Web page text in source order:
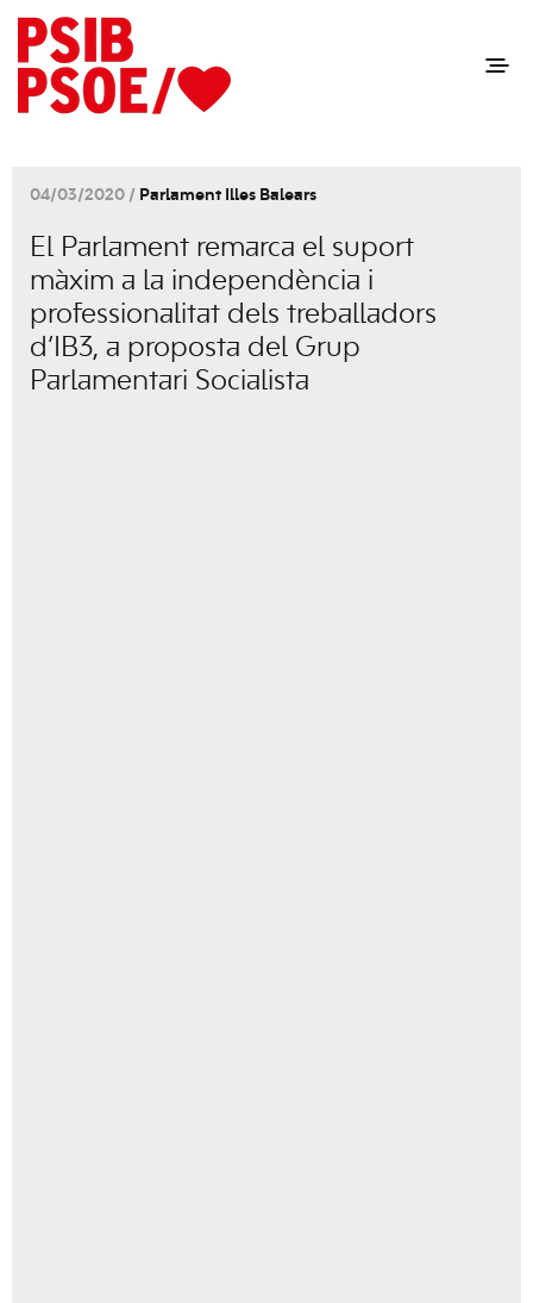
04/03/2020 / Parlament Illes Balears
El Parlament remarca el suport
màxim a la independència i
professionalitat dels treballadors
d’IB3, a proposta del Grup
Parlamentari Socialista